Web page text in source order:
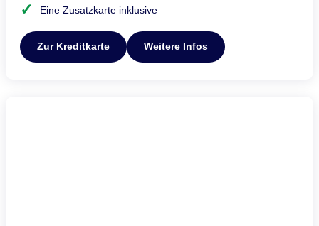
Eine Zusatzkarte inklusive
Zur Kreditkarte Weitere Infos